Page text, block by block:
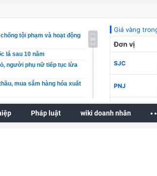
tội phạm và hoạt động
lá sau 10 năm
người phụ nữ tiếp tục lừa
mua sắm hàng hóa xuất
mạnh
vốn Nhà nước tại doanh
Pháp luật wiki doanh nhân